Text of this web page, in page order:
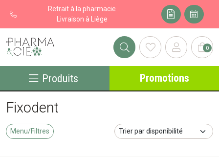
Retrait à la pharmacie
Livraison à Liège
Pharma&cie - Pharmacie des Franchises Votre export 0
Produits Promotions
Fixodent
Menu/Filtres